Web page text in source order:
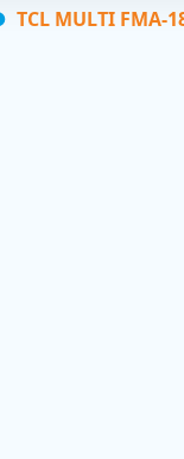
TCL MULTI FMA-